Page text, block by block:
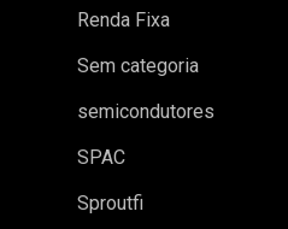
Renda Fixa
Sem categoria
semicondutores
SPAC
Sproutfi